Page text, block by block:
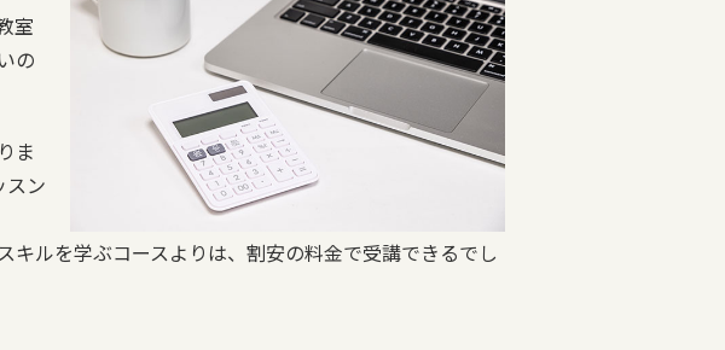
室
の
ま
スン
ルを学ぶコースよりは、割安の料金で受講できるでし